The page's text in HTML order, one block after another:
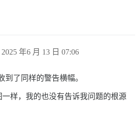
2025 年6 月 13 日 07:06
到了同样的警告横幅。
一样，我的也没有告诉我问题的根源